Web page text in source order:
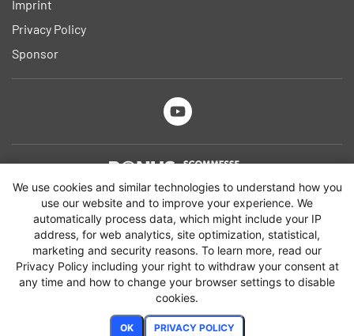
Imprint
Privacy Policy
Sponsor
Si applicano termini e condizioni dei bookmakers e dei bonus. 18+ Il
gioco può creare dipendenza. Gioca Responsabilmente.
Altri informazioni sugamblingtherapy.org
Contatta il TVNGA (Centro di Supporto Nazionale) al numero verde
800 55 88 22 per ricevere assistenza e risposta alle tue domande
relative al gioco d'azzardo.
We use cookies and similar technologies to understand how you
use our website and to improve your experience. We
automatically process data, which might include your IP
address, for web analytics, site optimization, statistical,
marketing and security reasons. To learn more, read our
Privacy Policy including your right to withdraw your consent at
any time and how to change your browser settings to disable
cookies.
OK PRIVACY POLICY